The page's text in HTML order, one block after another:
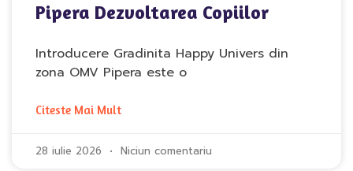
Pipera Dezvoltarea Copiilor
Introducere Gradinita Happy Univers din
zona OMV Pipera este o
Citeste Mai Mult
28 iulie 2026 Niciun comentariu